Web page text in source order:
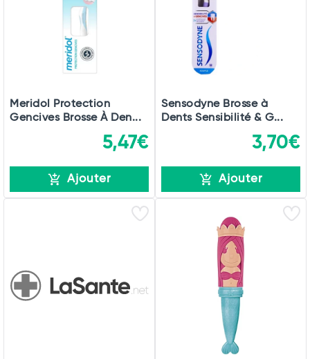
Meridol Protection
Gencives Brosse À Den...
5,47€
Ajouter
Sensodyne Brosse à
Dents Sensibilité & G...
3,70€
Ajouter